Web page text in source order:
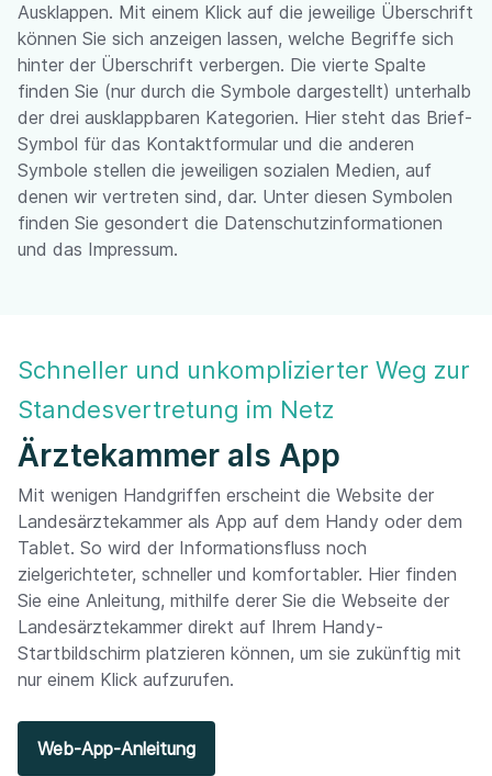
Ausklappen. Mit einem Klick auf die jeweilige Überschrift
können Sie sich anzeigen lassen, welche Begriffe sich
hinter der Überschrift verbergen. Die vierte Spalte
finden Sie (nur durch die Symbole dargestellt) unterhalb
der drei ausklappbaren Kategorien. Hier steht das Brief-
Symbol für das Kontaktformular und die anderen
Symbole stellen die jeweiligen sozialen Medien, auf
denen wir vertreten sind, dar. Unter diesen Symbolen
finden Sie gesondert die Datenschutzinformationen
und das Impressum.
Schneller und unkomplizierter Weg zur
Standesvertretung im Netz
Ärztekammer als App
Mit wenigen Handgriffen erscheint die Website der
Landesärztekammer als App auf dem Handy oder dem
Tablet. So wird der Informationsfluss noch
zielgerichteter, schneller und komfortabler. Hier finden
Sie eine Anleitung, mithilfe derer Sie die Webseite der
Landesärztekammer direkt auf Ihrem Handy-
Startbildschirm platzieren können, um sie zukünftig mit
nur einem Klick aufzurufen.
Web-App-Anleitung